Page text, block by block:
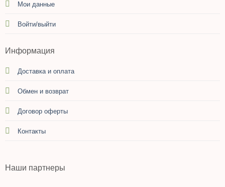
Мои данные
Войти/выйти
Информация
Доставка и оплата
Обмен и возврат
Договор оферты
Контакты
Наши партнеры